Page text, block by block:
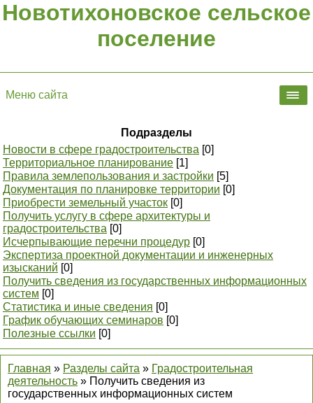
Новотихоновское сельское
поселение
Меню сайта
Подразделы
Новости в сфере градостроительства [0]
Территориальное планирование [1]
Правила землепользования и застройки [5]
Документация по планировке территории [0]
Приобрести земельный участок [0]
Получить услугу в сфере архитектуры и
градостроительства [0]
Исчерпывающие перечни процедур [0]
Экспертиза проектной документации и инженерных
изысканий [0]
Получить сведения из государственных информационных
систем [0]
Статистика и иные сведения [0]
График обучающих семинаров [0]
Полезные ссылки [0]
Главная » Разделы сайта » Градостроительная
деятельность » Получить сведения из
государственных информационных систем